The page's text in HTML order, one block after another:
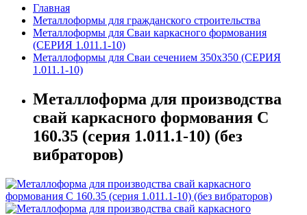
Главная
Металлоформы для гражданского строительства
Металлоформы для Сваи каркасного формования
(СЕРИЯ 1.011.1-10)
Металлоформы для Сваи сечением 350х350 (СЕРИЯ
1.011.1-10)
Металлоформа для производства
свай каркасного формования С
160.35 (серия 1.011.1-10) (без
вибраторов)